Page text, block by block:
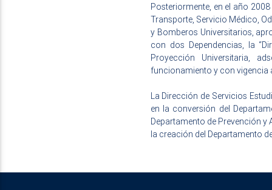
Posteriormente, en el año
Transporte, Servicio Médico,
y Bomberos Universitarios,
con dos Dependencias, la
Proyección Universitaria,
funcionamiento y con vigencia
La Dirección de Servicios
en la conversión del
Departamento de Prevención
la creación del Departamento